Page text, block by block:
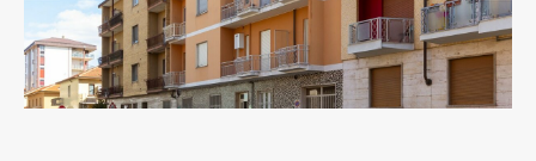
Prev
ious
Nex
t